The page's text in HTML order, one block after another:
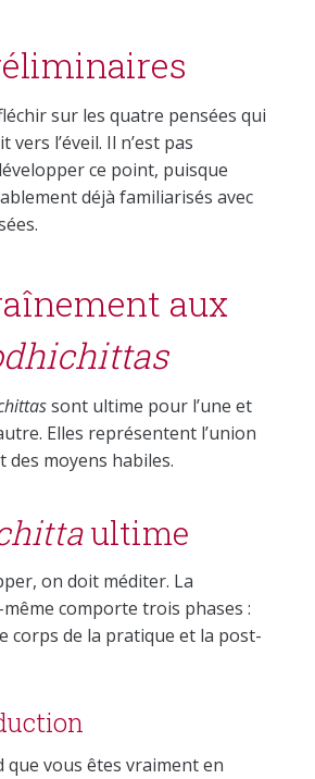
sur les quatre pensées qui
l’éveil. Il n’est pas
ce point, puisque
déjà familiarisés avec
aux
sont ultime pour l’une et
Elles représentent l’union
des moyens habiles.
ultime
on doit méditer. La
comporte trois phases :
corps de la pratique et la post-
que vous êtes vraiment en